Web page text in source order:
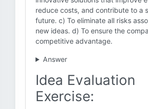
reduce costs, and contribute to a
future. c) To eliminate all risks
new ideas. d) To ensure the
competitive advantage.
Answer
Idea Evaluation
Exercise: